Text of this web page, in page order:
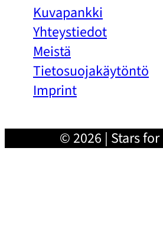
Kuvapankki
Yhteystiedot
Meistä
Tietosuojakäytöntö
Imprint
© 2026 | Stars